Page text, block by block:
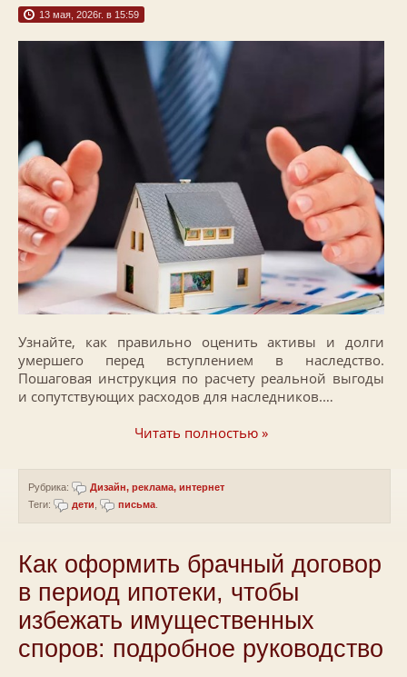
13 мая, 2026г. в 15:59
Узнайте, как правильно оценить активы и долги
умершего перед вступлением в наследство.
Пошаговая инструкция по расчету реальной выгоды
и сопутствующих расходов для наследников.…
Читать полностью »
Рубрика:
Дизайн, реклама, интернет
Теги:
дети письма
Как оформить брачный договор
в период ипотеки, чтобы
избежать имущественных
споров: подробное руководство